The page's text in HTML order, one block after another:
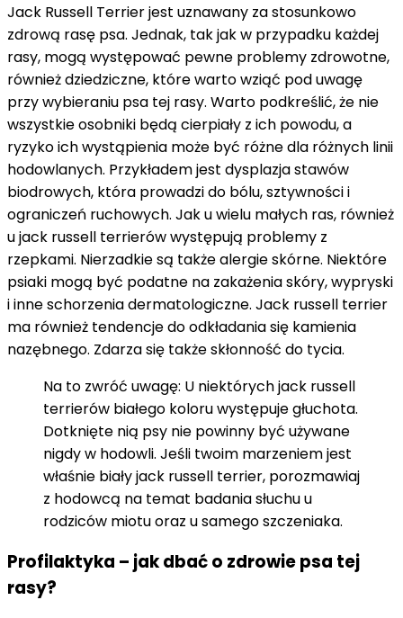
Jack Russell Terrier jest uznawany za stosunkowo
zdrową rasę psa. Jednak, tak jak w przypadku każdej
rasy, mogą występować pewne problemy zdrowotne,
również dziedziczne, które warto wziąć pod uwagę
przy wybieraniu psa tej rasy. Warto podkreślić, że nie
wszystkie osobniki będą cierpiały z ich powodu, a
ryzyko ich wystąpienia może być różne dla różnych linii
hodowlanych. Przykładem jest dysplazja stawów
biodrowych, która prowadzi do bólu, sztywności i
ograniczeń ruchowych. Jak u wielu małych ras, również
u jack russell terrierów występują problemy z
rzepkami. Nierzadkie są także alergie skórne. Niektóre
psiaki mogą być podatne na zakażenia skóry, wypryski
i inne schorzenia dermatologiczne. Jack russell terrier
ma również tendencje do odkładania się kamienia
nazębnego. Zdarza się także skłonność do tycia.
Na to zwróć uwagę: U niektórych jack russell
terrierów białego koloru występuje głuchota.
Dotknięte nią psy nie powinny być używane
nigdy w hodowli. Jeśli twoim marzeniem jest
właśnie biały jack russell terrier, porozmawiaj
z hodowcą na temat badania słuchu u
rodziców miotu oraz u samego szczeniaka.
Profilaktyka – jak dbać o zdrowie psa tej
rasy?